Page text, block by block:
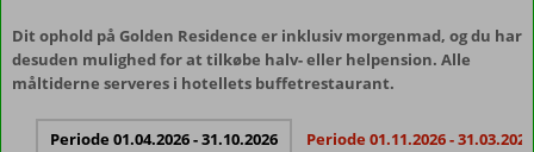
Dit ophold på Golden Residence er inklusiv morgenmad, og du har
desuden mulighed for at tilkøbe halv- eller helpension. Alle
måltiderne serveres i hotellets buffetrestaurant.
Periode 01.04.2026 - 31.10.2026 Periode 01.11.2026 - 31.03.2027